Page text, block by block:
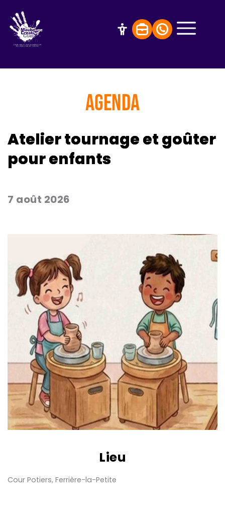
AGENDA
Atelier tournage et goûter
pour enfants
7 août 2026
Lieu
Cour Potiers, Ferrière-la-Petite